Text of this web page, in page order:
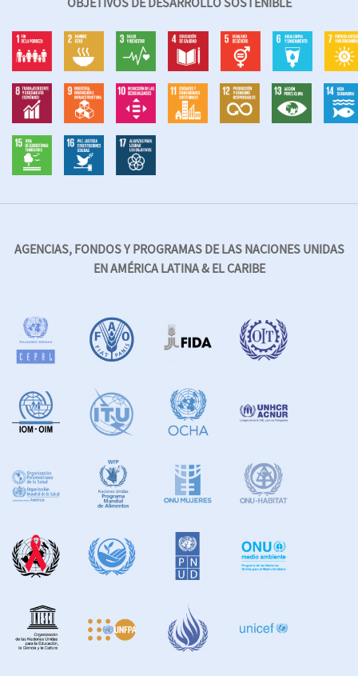
AGENCIAS, FONDOS Y PROGRAMAS DE LAS NACIONES UNIDAS
EN AMÉRICA LATINA & EL CARIBE